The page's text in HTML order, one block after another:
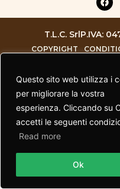
Questo sito web utilizza i
per migliorare la vostra
esperienza. Cliccando su
accetti le seguenti
Read more
Ok
T.L.C. SrlP.IVA:
COPYRIGHT